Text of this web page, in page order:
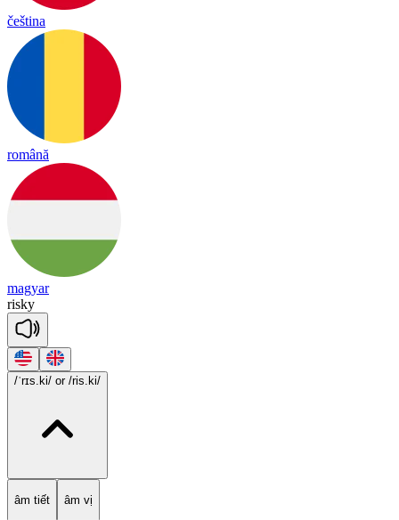
čeština
română
magyar
risky
/ˈrɪs.ki/ or /ris.ki/
âm tiết âm vị